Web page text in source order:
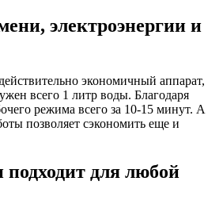
электроэнергии и
экономичный аппарат,
всего 1 литр воды. Благодаря
режима всего за 10-15 минут. А
позволяет сэкономить еще и
для любой